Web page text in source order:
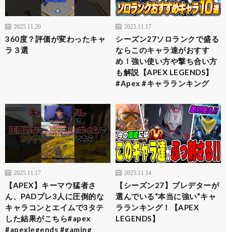
2025.11.20
360度？評価が変わったキャ
ラ３選
2025.11.17
シーズン27ソロランクで盛る
ならこのキャラ達がおすす
め！強い使い方や撃ち合い方
も解説【APEX LEGENDS】
#Apex #キャラランキング
2025.11.17
【APEX】キーマウ猛者さ
ん、PADプレ3人に圧倒的な
キャラコンとエイムで3タテ
した結果がこちら#apex
#apexlegends #gaming
2025.11.14
【シーズン27】プレデターが
選んでいる“本当に強い”キャ
ラランキング！【APEX
LEGENDS】